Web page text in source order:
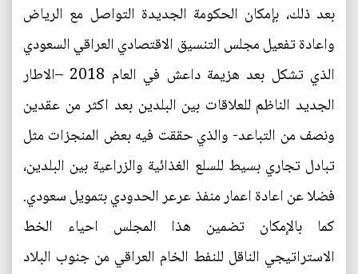
بعد ذلك، بإمكان الحكومة الجديدة التواصل مع الرياض
واعادة تفعيل مجلس التنسيق الاقتصادي العراقي السعودي
الذي تشكل بعد هزيمة داعش في العام 2018 –الاطار
الجديد الناظم للعلاقات بين البلدين بعد اكثر من عقدين
ونصف من التباعد- والذي حققت فيه بعض المنجزات مثل
تبادل تجاري بسيط للسلع الغذائية والزراعية بين البلدين،
فضلا عن اعادة اعمار منفذ عرعر الحدودي بتمويل سعودي.
كما بالإمكان تضمين هذا المجلس احياء الخط
الاستراتيجي الناقل للنفط الخام العراقي من جنوب البلاد